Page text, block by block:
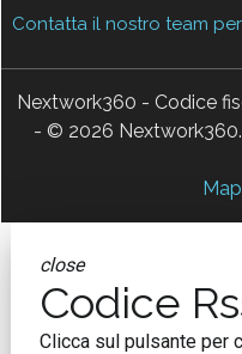
Contatta il nostro team
Nextwork360 - Codice
- © 2026 Nextwork360.
close
Codice
Clicca sul pulsante per